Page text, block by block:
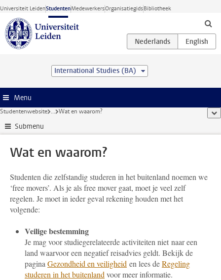
Ga direct naar de inhoud
Universiteit LeidenStudentenMedewerkersOrganisatiegidsBibliotheek
International Studies (BA)
Menu
Studentenwebsite ... Wat en waarom?
Submenu
Wat en waarom?
Studenten die zelfstandig studeren in het buitenland noemen we
‘free movers’. Als je als free mover gaat, moet je veel zelf
regelen. Je moet in ieder geval rekening houden met het
volgende:
Veilige bestemming
Je mag voor studiegerelateerde activiteiten niet naar een
land waarvoor een negatief reisadvies geldt. Bekijk de
pagina Gezondheid en veiligheid en lees deRegeling
studeren in het buitenland voor meer informatie.